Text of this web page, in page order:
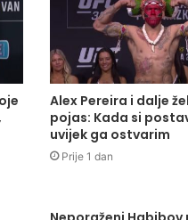
Alex Pereira i dalje
pojas: Kada si
uvijek ga ostvarim
Prije 1 dan